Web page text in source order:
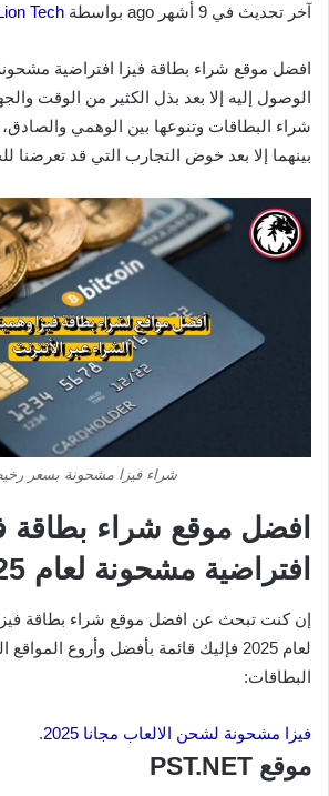
آخر تحديث في 9 أشهر ago بواسطة Tech
الوصول إليه إلا بعد بذل الكثير من الوقت
شراء البطاقات وتنوعها بين الوهمي والصادق،
بينهما إلا بعد خوض التجارب التي قد تعرضنا
شراء فيزا مشحونة بسعر
افضل موقع شراء بطاقة
افتراضية مشحونة لعام 2025
إن كنت تبحث عن افضل موقع شراء بطاقة
لعام 2025 فإليك قائمة بأفضل وأروع
البطاقات:
فيزا مشحونة لشحن الالعاب مجانا 2025 .
موقع PST.NET